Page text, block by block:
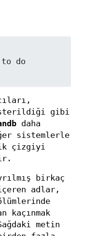
do
gibi
daha
sistemlerle
çizgiyi
birkaç
adlar,
kaçınmak
metin